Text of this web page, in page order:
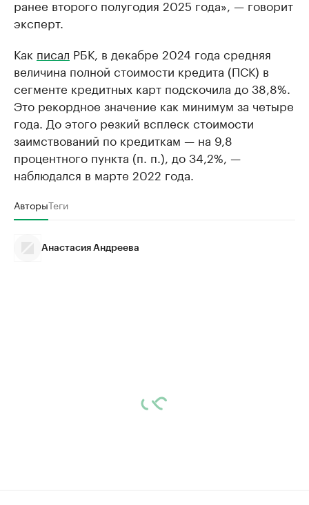
ранее второго полугодия 2025 года», — говорит
эксперт.
Как писал РБК, в декабре 2024 года средняя
величина полной стоимости кредита (ПСК) в
сегменте кредитных карт подскочила до 38,8%.
Это рекордное значение как минимум за четыре
года. До этого резкий всплеск стоимости
заимствований по кредиткам — на 9,8
процентного пункта (п. п.), до 34,2%, —
наблюдался в марте 2022 года.
АвторыТеги
Анастасия Андреева